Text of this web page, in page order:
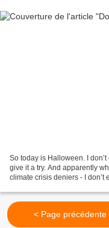
So today is Halloween. I
give it a try. And apparently
climate crisis deniers - I don’t
< Page précédente